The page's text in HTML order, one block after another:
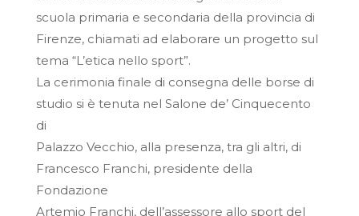
scuola primaria e secondaria della provincia di
Firenze, chiamati ad elaborare un progetto sul
tema “L’etica nello sport”.
La cerimonia finale di consegna delle borse di
studio si è tenuta nel Salone de’ Cinquecento
di
Palazzo Vecchio, alla presenza, tra gli altri, di
Francesco Franchi, presidente della
Fondazione
Artemio Franchi, dell’assessore allo sport del